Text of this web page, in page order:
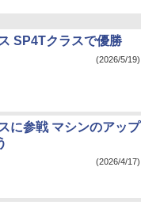
SP4Tクラスで優勝
(2026/5/19)
に参戦 マシンのアップ
(2026/4/17)